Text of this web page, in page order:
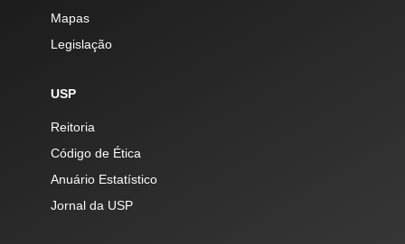
Mapas
Legislação
USP
Reitoria
Código de Ética
Anuário Estatístico
Jornal da USP